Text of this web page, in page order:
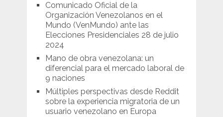
Comunicado Oficial de la
Organización Venezolanos en el
Mundo (VenMundo) ante las
Elecciones Presidenciales 28 de julio
2024
Mano de obra venezolana: un
diferencial para el mercado laboral de
9 naciones
Múltiples perspectivas desde Reddit
sobre la experiencia migratoria de un
usuario venezolano en Europa